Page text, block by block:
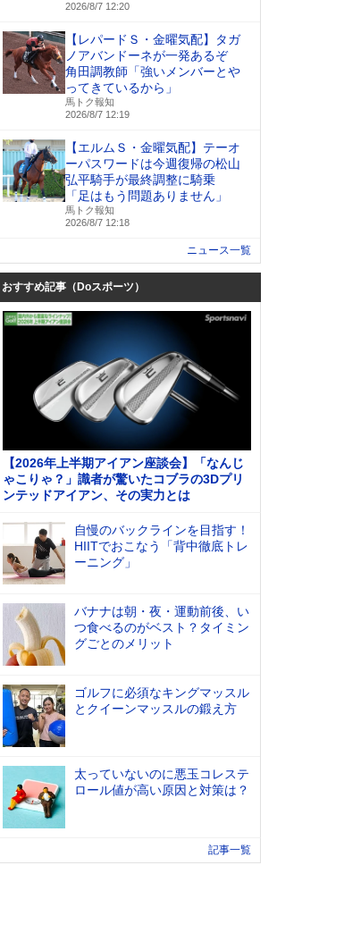
2026/8/7 12:20
【レパードＳ・金曜気配】タガ
ノアバンドーネが一発あるぞ
角田調教師「強いメンバーとや
ってきているから」
馬トク報知
2026/8/7 12:19
【エルムＳ・金曜気配】テーオ
ーパスワードは今週復帰の松山
弘平騎手が最終調整に騎乗
「足はもう問題ありません」
馬トク報知
2026/8/7 12:18
ニュース一覧
おすすめ記事（Doスポーツ）
【2026年上半期アイアン座談会】「なんじ
ゃこりゃ？」識者が驚いたコブラの3Dプリ
ンテッドアイアン、その実力とは
自慢のバックラインを目指す！
HIITでおこなう「背中徹底トレ
ーニング」
バナナは朝・夜・運動前後、い
つ食べるのがベスト？タイミン
グごとのメリット
ゴルフに必須なキングマッスル
とクイーンマッスルの鍛え方
太っていないのに悪玉コレステ
ロール値が高い原因と対策は？
記事一覧